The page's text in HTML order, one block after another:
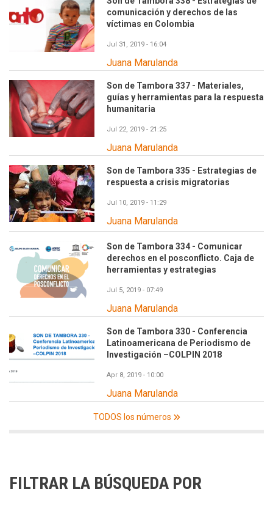
comunicación y derechos de las
víctimas en Colombia
Jul 31, 2019 - 16:04
Juana Marulanda
Son de Tambora 337 - Materiales,
guías y herramientas para la respuesta
humanitaria
Jul 22, 2019 - 21:25
Juana Marulanda
Son de Tambora 335 - Estrategias de
respuesta a crisis migratorias
Jul 10, 2019 - 11:29
Juana Marulanda
Son de Tambora 334 - Comunicar
derechos en el posconflicto. Caja de
herramientas y estrategias
Jul 5, 2019 - 07:49
Juana Marulanda
Son de Tambora 330 - Conferencia
Latinoamericana de Periodismo de
Investigación –COLPIN 2018
Apr 8, 2019 - 10:00
Juana Marulanda
TODOS los números
FILTRAR LA BÚSQUEDA POR